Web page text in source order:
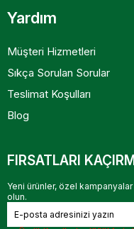
Yardım
Müşteri Hizmetleri
Sıkça Sorulan Sorular
Teslimat Koşulları
Blog
FIRSATLARI
Yeni ürünler, özel
olun.